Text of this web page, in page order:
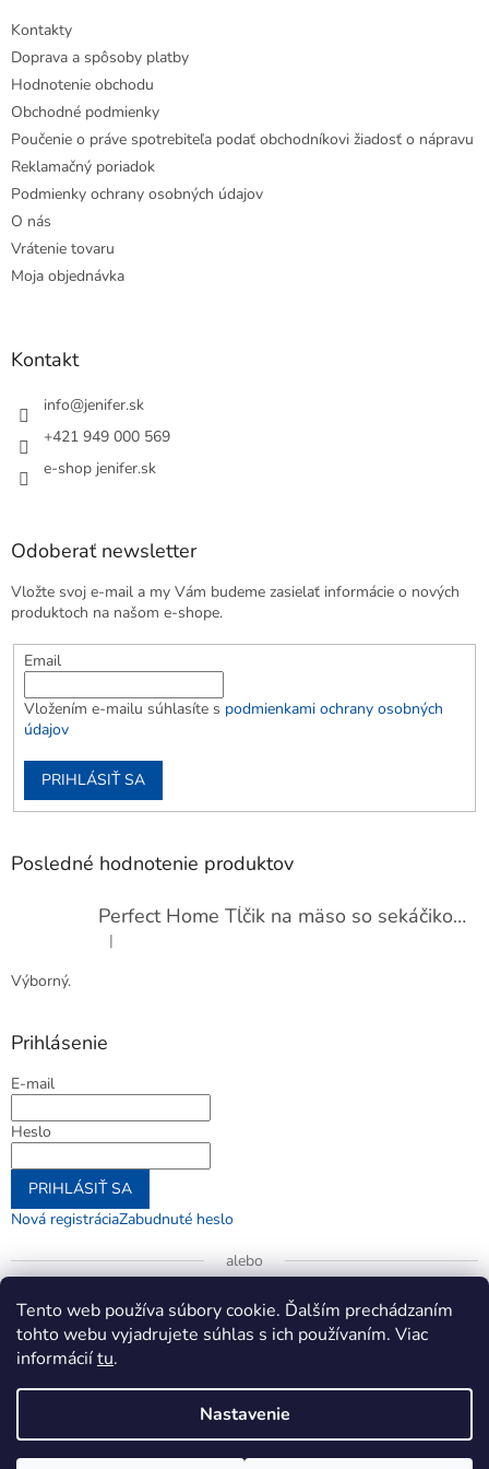
Tento web používa súbory cookie. Ďalším prechádzaním
tohto webu vyjadrujete súhlas s ich používaním. Viac
informáciítu.
Nastavenie
Kontakty
Doprava a spôsoby platby
Hodnotenie obchodu
Obchodné podmienky
Poučenie o práve spotrebiteľa podať obchodníkovi žiadosť o nápravu
Reklamačný poriadok
Podmienky ochrany osobných údajov
O nás
Vrátenie tovaru
Moja objednávka
Kontakt
info@jenifer.sk
+421 949 000 569
e-shop jenifer.sk
Odoberať newsletter
Vložte svoj e-mail a my Vám budeme zasielať informácie o nových
produktoch na našom e-shope.
Email
Vložením e-mailu súhlasíte s podmienkami ochrany osobných
údajov
PRIHLÁSIŤ SA
Posledné hodnotenie produktov
Perfect Home Tĺčik na mäso so sekáčikom, 56893
Hodnotenie produktu je 5 z 5 hviezdičiek.
|
Výborný.
Prihlásenie
E-mail
Heslo
PRIHLÁSIŤ SA
Nová registráciaZabudnuté heslo
alebo
Prihlásiť sa cez Google